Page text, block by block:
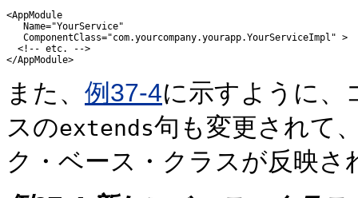
<AppModule
   Name="YourService"
   ComponentClass="com.yourcompany.yourapp.YourServiceImpl" >
  <!-- etc. -->
また、 例37-4に示すように、
スのextends句も変更されて
ク・ベース・クラスが反映さ